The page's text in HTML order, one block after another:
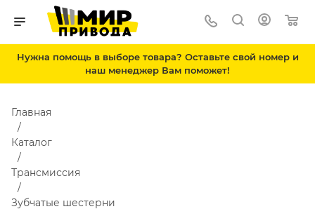
Нужна помощь в выборе товара? Оставьте свой номер и
наш менеджер Вам поможет!
Главная
Каталог
Трансмиссия
Зубчатые шестерни